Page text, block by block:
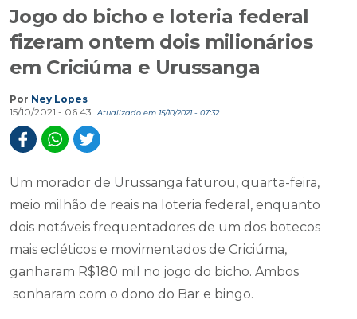
Jogo do bicho e loteria federal
fizeram ontem dois milionários
em Criciúma e Urussanga
Por Ney Lopes
15/10/2021 - 06:43
Atualizado em 15/10/2021 - 07:32
Um morador de Urussanga faturou, quarta-feira,
meio milhão de reais na loteria federal, enquanto
dois notáveis frequentadores de um dos botecos
mais ecléticos e movimentados de Criciúma,
ganharam R$180 mil no jogo do bicho. Ambos
sonharam com o dono do Bar e bingo.